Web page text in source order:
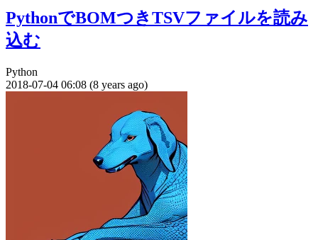
PythonでBOMつきTSVファイルを読み
込む
Python
2018-07-04 06:08 (8 years ago)